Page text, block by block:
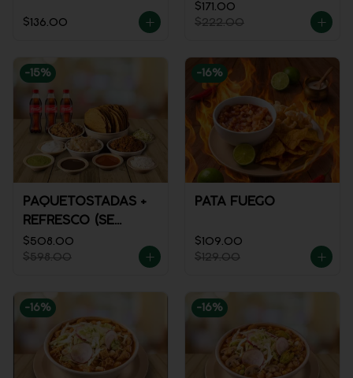
SALSA)
$136.00
$171.00
$222.00
-15%
PAQUETOSTADAS +
REFRESCO (SE
ENVÍA FRÍO)
$508.00
$598.00
-16%
PATA FUEGO
$109.00
$129.00
-16% -16%